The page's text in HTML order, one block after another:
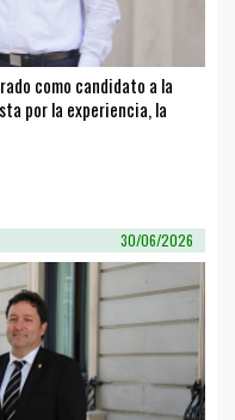
como candidato a la
por la experiencia, la
30/06/2026